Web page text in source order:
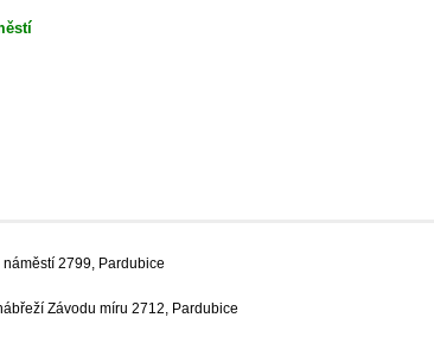
náměstí 2799, Pardubice
Závodu míru 2712, Pardubice